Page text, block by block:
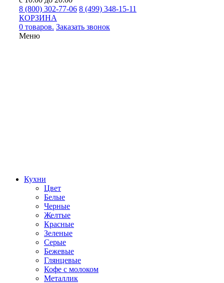
8 (800) 302-77-06 8 (499) 348-15-11
КОРЗИНА
0 товаров. Заказать звонок
Меню
Кухни
Цвет
Белые
Черные
Желтые
Красные
Зеленые
Серые
Бежевые
Глянцевые
Кофе с молоком
Металлик